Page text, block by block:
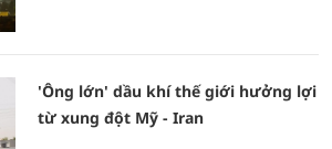
'Ông lớn' dầu khí thế giới hưởng lợi
từ xung đột Mỹ - Iran